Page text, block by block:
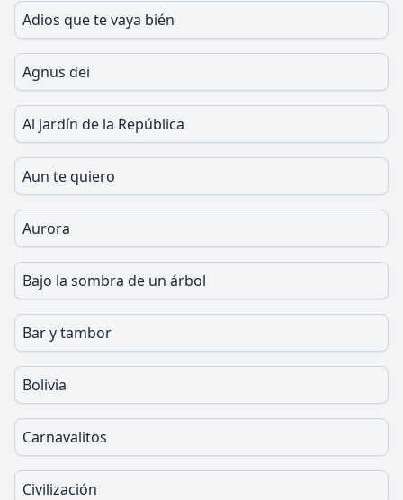
Adios que te vaya bién
Agnus dei
Al jardín de la República
Aun te quiero
Aurora
Bajo la sombra de un árbol
Bar y tambor
Bolivia
Carnavalitos
Civilización